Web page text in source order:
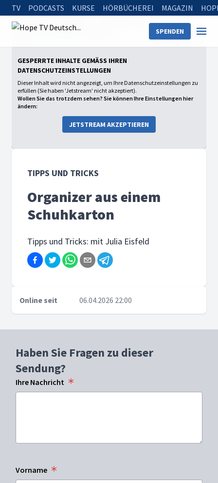
TV PODCASTS KURSE HÖRBÜCHEREI MAGAZIN
SPENDEN
Startseite
Organizer aus einem Schuhkarton
GESPERRTE INHALTE GEMÄSS IHREN D
ATENSCHUTZEINSTELLUNGEN
Dieser Inhalt wird nicht angezeigt, um Ihre Datenschutzeinstellungen zu
erfüllen (Sie haben 'Jetstream' nicht akzeptiert).
Wollen Sie das trotzdem sehen? Sie können Ihre Einstellungen hier
ändern:
JETSTREAM AKZEPTIEREN
TIPPS UND TRICKS
Organizer aus einem
Schuhkarton
Tipps und Tricks: mit Julia Eisfeld
Online seit 06.04.2026 22:00
Haben Sie Fragen zu dieser
Sendung?
Ihre Nachricht
Vorname